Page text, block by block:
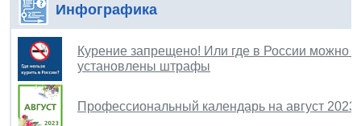
Инфографика
Курение запрещено! Или где в России можно
установлены штрафы
Профессиональный календарь на август 2023